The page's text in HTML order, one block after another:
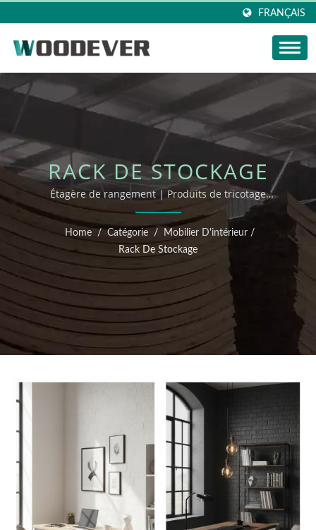
FRANÇAIS
RACK DE STOCKAGE
Étagère de rangement | Produits de tricotage
écologiques en usine au Vietnam avec abat-jour en
tricot certifié FSC et service de personnalisation flexible
tout-en-un.
Home / Catégorie / Mobilier D'intérieur /
Rack De Stockage